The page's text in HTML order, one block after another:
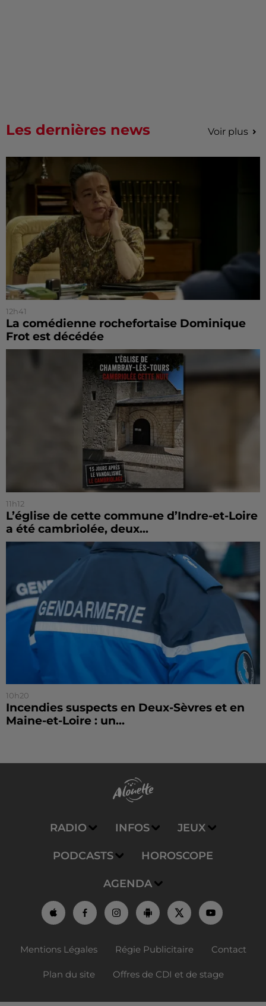
Les dernières news Voir plus
12h41
La comédienne rochefortaise Dominique
Frot est décédée
11h12
L’église de cette commune d’Indre-et-Loire
a été cambriolée, deux...
10h20
Incendies suspects en Deux-Sèvres et en
Maine-et-Loire : un...
RADIO INFOS JEUX
PODCASTS HOROSCOPE
AGENDA
Mentions Légales Régie Publicitaire Contact
Plan du site Offres de CDI et de stage